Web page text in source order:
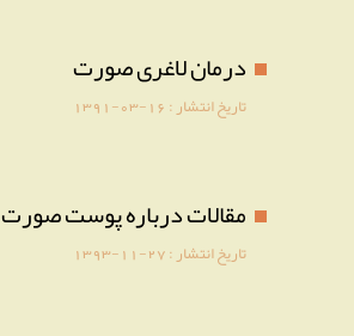
درمان لاغری صورت
تاریخ انتشار :1391-03-16
مقالات درباره پوست صورت
تاریخ انتشار :1393-11-27